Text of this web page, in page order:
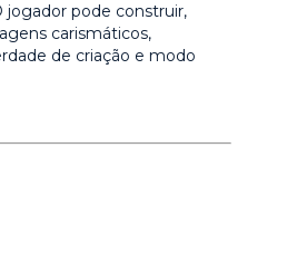
jogador pode construir,
carismáticos,
de criação e modo